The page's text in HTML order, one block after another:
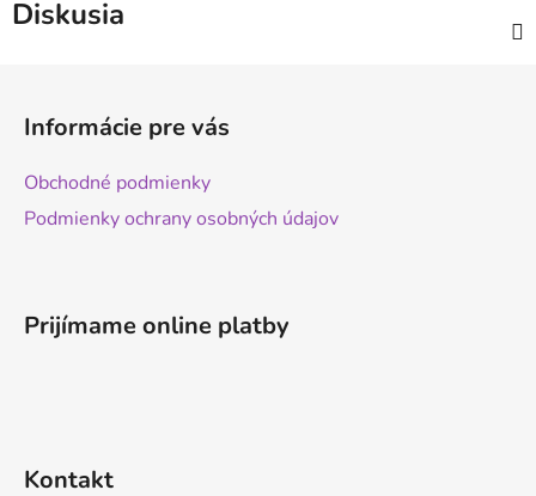
Diskusia
Informácie pre vás
Obchodné podmienky
Podmienky ochrany osobných údajov
Prijímame online platby
Kontakt